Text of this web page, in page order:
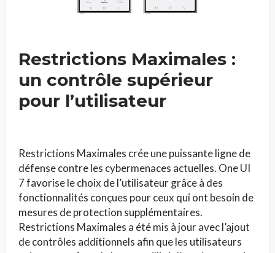
Restrictions Maximales :
un contrôle supérieur
pour l’utilisateur
Restrictions Maximales crée une puissante ligne de
défense contre les cybermenaces actuelles. One UI
7 favorise le choix de l’utilisateur grâce à des
fonctionnalités conçues pour ceux qui ont besoin de
mesures de protection supplémentaires.
Restrictions Maximales a été mis à jour avec l’ajout
de contrôles additionnels afin que les utilisateurs